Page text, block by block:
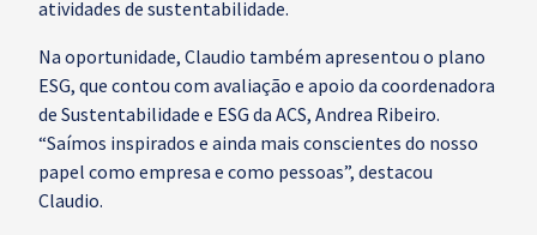
atividades de sustentabilidade.
Na oportunidade, Claudio também apresentou o plano
ESG, que contou com avaliação e apoio da coordenadora
de Sustentabilidade e ESG da ACS, Andrea Ribeiro.
“Saímos inspirados e ainda mais conscientes do nosso
papel como empresa e como pessoas”, destacou
Claudio.